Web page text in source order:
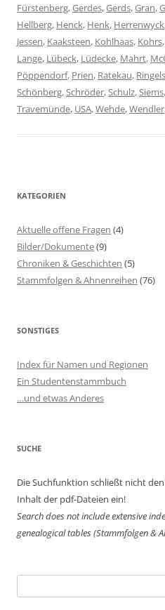
Fürstenberg,Gerdes,Gerds,Gran,
Hellberg, Henck, Henk, Herrenwyck
Jessen, Kaaksteen, Kohlhaas, Kohrs,
Lange, Lübeck, Lüdecke, Mahrt,
Pöppendorf, Prien, Ratekau,
Schönberg,Schröder,Schulz,Siems,
Travemünde, USA,Wehde,Wendler
KATEGORIEN
Aktuelle offene Fragen (4)
Bilder/Dokumente(9)
Chroniken & Geschichten (5)
Stammfolgen & Ahnenreihen (76)
SONSTIGES
Index für Namen und Regionen
Ein Studentenstammbuch
…und etwas Anderes
SUCHE
Die Suchfunktion schließt nicht
Inhalt der pdf-Dateien ein!
Search does not include extensive
genealogical tables (Stammfolgen &
nach: